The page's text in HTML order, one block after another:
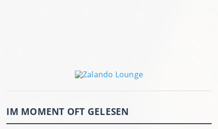
IM MOMENT OFT GELESEN